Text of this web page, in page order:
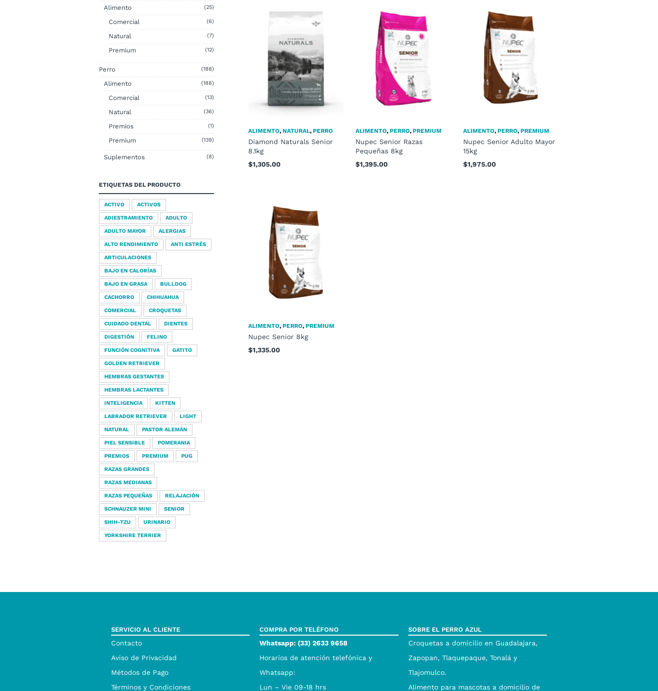
Alimento (25)
Comercial (6)
Natural (7)
Premium (12)
Perro (188)
Alimento (188)
Comercial (13)
Natural (36)
Premios (1)
Premium (139)
Suplementos (8)
ETIQUETAS DEL PRODUCTO
ACTIVO ACTIVOS
ADIESTRAMIENTO ADULTO
ADULTO MAYOR ALERGIAS
ALTO RENDIMIENTO ANTI ESTRÉS
ARTICULACIONES
BAJO EN CALORÍAS
BAJO EN GRASA BULLDOG
CACHORRO CHIHUAHUA
COMERCIAL CROQUETAS
CUIDADO DENTAL DIENTES
DIGESTIÓN FELINO
FUNCIÓN COGNITIVA GATITO
GOLDEN RETRIEVER
HEMBRAS GESTANTES
HEMBRAS LACTANTES
INTELIGENCIA KITTEN
LABRADOR RETRIEVER LIGHT
NATURAL PASTOR ALEMÁN
PIEL SENSIBLE POMERANIA
PREMIOS PREMIUM PUG
RAZAS GRANDES
RAZAS MEDIANAS
RAZAS PEQUEÑAS RELAJACIÓN
SCHNAUZER MINI SENIOR
SHIH-TZU URINARIO
YORKSHIRE TERRIER
ALIMENTO, NATURAL, PERRO
Diamond Naturals Senior
8.1kg
$1,305.00
ALIMENTO,PERRO,PREMIUM
Nupec Senior Razas
Pequeñas 8kg
$1,395.00
ALIMENTO, PERRO, PREMIUM
Nupec Senior Adulto Mayor
15kg
$1,975.00
ALIMENTO, PERRO, PREMIUM
Nupec Senior 8kg
$1,335.00
SERVICIO AL CLIENTE
Contacto
Aviso de Privacidad
Métodos de Pago
Términos y Condiciones
COMPRA POR TELÉFONO
Whatsapp: (33) 2633 9658
Horarios de atención telefónica y
Whatsapp:
Lun – Vie 09-18 hrs
SOBRE EL PERRO AZUL
Croquetas a domicilio en Guadalajara,
Zapopan, Tlaquepaque, Tonalá y
Tlajomulco.
Alimento para mascotas a domicilio de